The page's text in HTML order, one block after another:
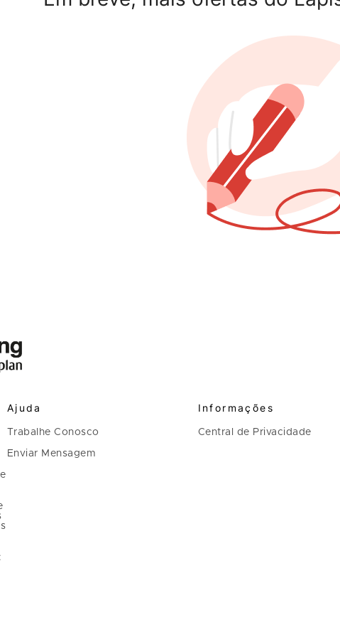
Ajuda
Trabalhe Conosco
Enviar Mensagem
Informações
Central de Privacidade